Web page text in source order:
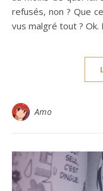
refusés, non ? Que
vus malgré tout ? Ok.
Amo